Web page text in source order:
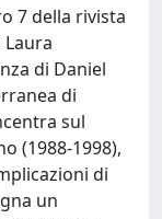
7 della rivista
di Daniel
di
sul
(1988-1998),
di
un